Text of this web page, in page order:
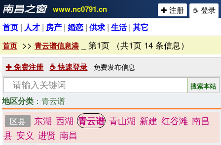
www.nc0791.cn ☕ 登录
✚ 注册
首页 | 人才 | 房产 | 婚恋 | 供求| 生活| 其它
首页 >> 青云谱信息港_ 第1页 （共1页 14 条信息）
✚ 免费注册 ☕ 快速登录 - 免费发布信息
地区分类 ：青云谱
区县
东湖 西湖 青云谱 青山湖 新建 红谷滩 南昌
县 安义 进贤 南昌